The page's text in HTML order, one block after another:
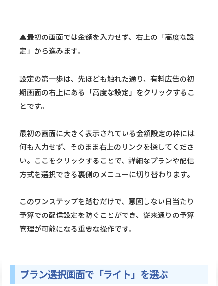
▲最初の画面では金額を入力せず、右上の「高度な設
定」から進みます。
設定の第一歩は、先ほども触れた通り、有料広告の初
期画面の右上にある「高度な設定」をクリックするこ
とです。
最初の画面に大きく表示されている金額設定の枠には
何も入力せず、そのまま右上のリンクを探してくださ
い。ここをクリックすることで、詳細なプランや配信
方式を選択できる裏側のメニューに切り替わります。
このワンステップを踏むだけで、意図しない日当たり
予算での配信設定を防ぐことができ、従来通りの予算
管理が可能になる重要な操作です。
プラン選択画面で「ライト」を選ぶ